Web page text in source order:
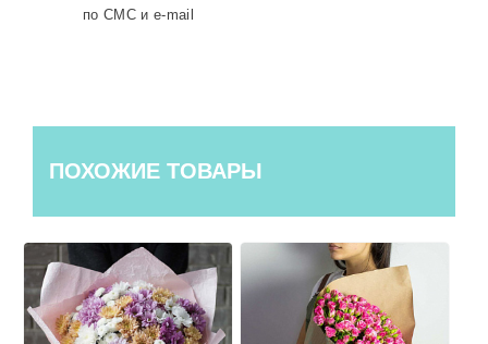
по СМС и e-mail
ПОХОЖИЕ ТОВАРЫ